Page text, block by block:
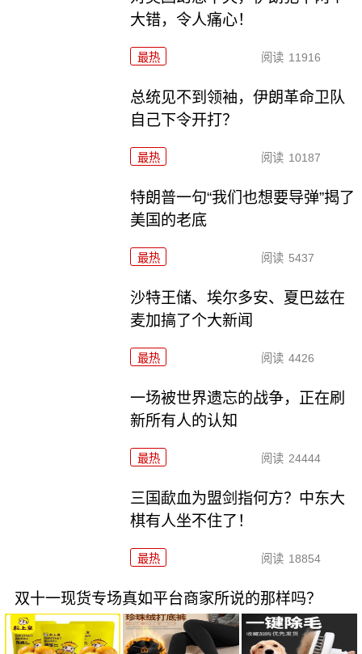
大错，令人痛心！
最热 阅读 11916
总统见不到领袖，伊朗革命卫队
自己下令开打？
最热 阅读 10187
特朗普一句“我们也想要导弹”揭了
美国的老底
最热 阅读 5437
沙特王储、埃尔多安、夏巴兹在
麦加搞了个大新闻
最热 阅读 4426
一场被世界遗忘的战争，正在刷
新所有人的认知
最热 阅读 24444
三国歃血为盟剑指何方？中东大
棋有人坐不住了！
最热 阅读 18854
双十一现货专场真如平台商家所说的那样吗？